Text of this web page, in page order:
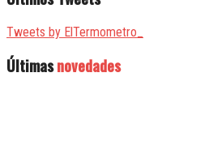
Tweets by ElTermometro_
Últimasnovedades